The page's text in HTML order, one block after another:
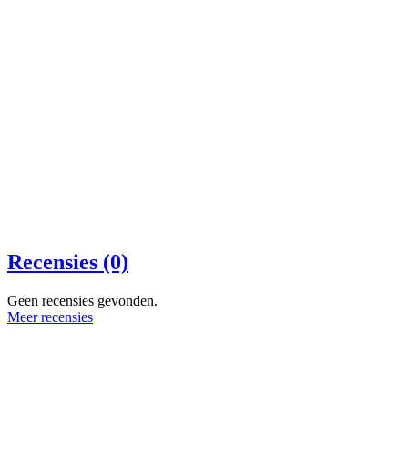
Recensies (0)
Geen recensies gevonden.
Meer recensies